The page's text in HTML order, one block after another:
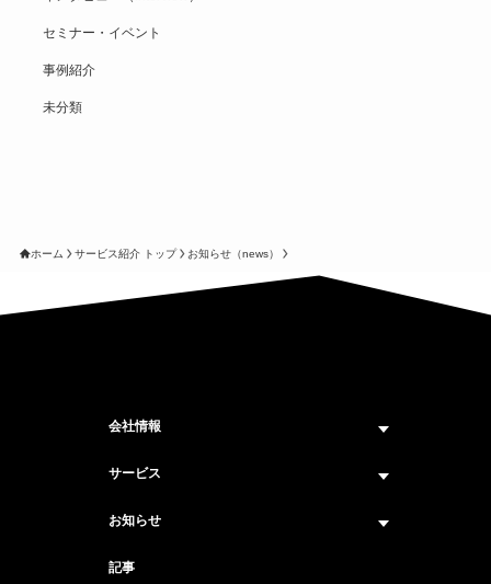
セミナー・イベント
事例紹介
未分類
ホーム サービス紹介 トップ お知らせ（news）
会社情報
企業情報トップ
サービス
サービス紹介 トップ
お知らせ
ニュース トップ
記事